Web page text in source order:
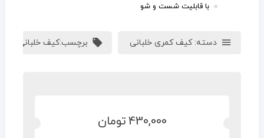
با قابلیت شست و شو
دسته:کیف کمری خلبانی برچسب:کیف خلبانی
430,000تومان